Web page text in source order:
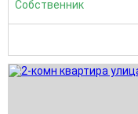
Собственник